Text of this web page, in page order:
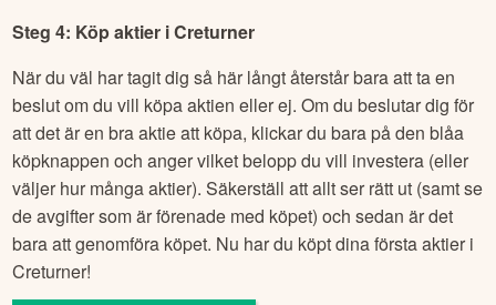
Steg 4: Köp aktier iCreturner
När du väl har tagit dig så här långt återstår bara att ta en
beslut om du vill köpa aktien eller ej. Om du beslutar dig för
att det är en bra aktie att köpa, klickar du bara på den blåa
köpknappen och anger vilket belopp du vill investera (eller
väljer hur många aktier). Säkerställ att allt ser rätt ut (samt se
de avgifter som är förenade med köpet) och sedan är det
bara att genomföra köpet. Nu har du köpt dina första aktier i
Creturner!